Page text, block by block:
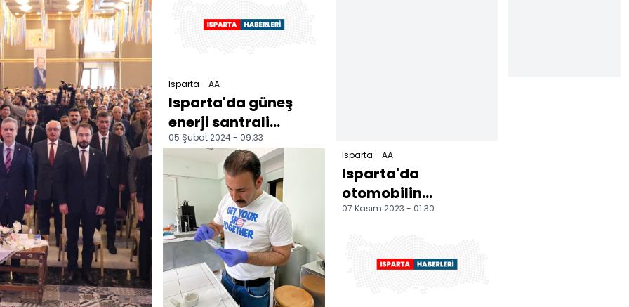
Isparta - AA
Isparta'da güneş
enerji santrali
törenle açıldı
05 Şubat 2024 - 09:33
Isparta - AA
Isparta'da
otomobilin
şarampole
07 Kasım 2023 - 01:30